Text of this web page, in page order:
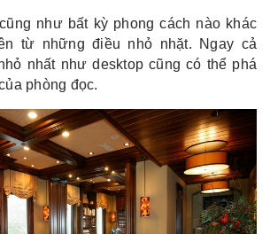
như bất kỳ phong cách nào khác
từ những điều nhỏ nhặt. Ngay cả
nhất như desktop cũng có thể phá
phòng đọc.